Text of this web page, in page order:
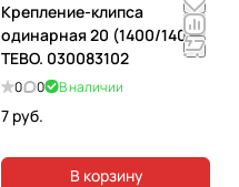
Крепление-клипса
одинарная 20 (1400/140)
TEBO. 030083102
0 0 В наличии
7 руб.
В корзину